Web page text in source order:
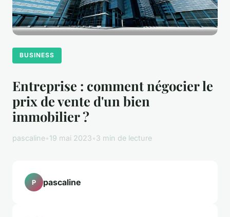
BUSINESS
Entreprise : comment négocier le
prix de vente d'un bien
immobilier ?
pascaline•19 mai 2023•3 min de lecture
P pascaline